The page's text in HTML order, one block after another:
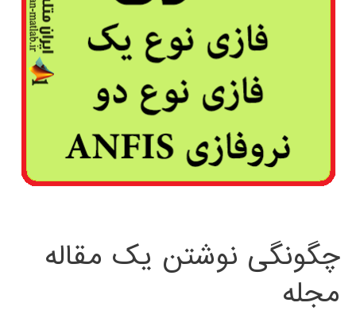
چگونگی نوشتن یک مقاله
مجله